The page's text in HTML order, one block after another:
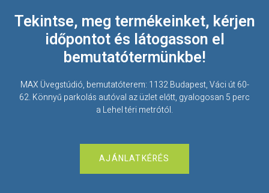
Tekintse, meg termékeinket, kérjen
időpontot és látogasson el
bemutatótermünkbe!
MAX Üvegstúdió, bemutatóterem: 1132 Budapest, Váci út 60-
62. Könnyű parkolás autóval az üzlet előtt, gyalogosan 5 perc
a Lehel téri metrótól.
AJÁNLATKÉRÉS